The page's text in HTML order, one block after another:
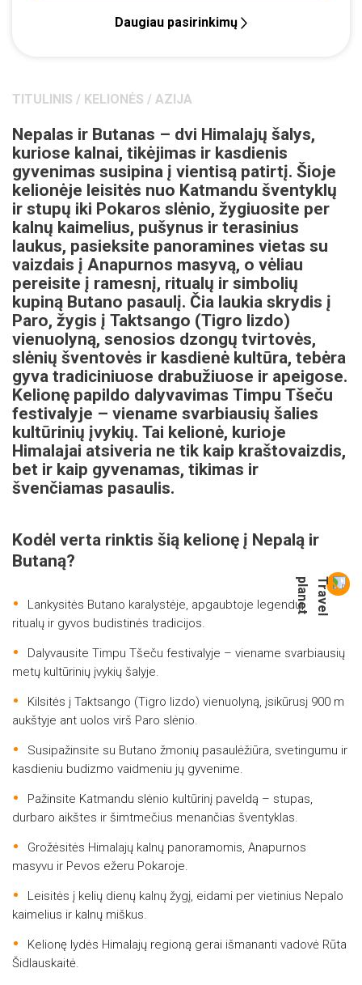
TITULINIS / KELIONĖS / AZIJA
Nepalas ir Butanas – dvi Himalajų šalys,
kuriose kalnai, tikėjimas ir kasdienis
gyvenimas susipina į vientisą patirtį. Šioje
kelionėje leisitės nuo Katmandu šventyklų
ir stupų iki Pokaros slėnio, žygiuosite per
kalnų kaimelius, pušynus ir terasinius
laukus, pasieksite panoramines vietas su
vaizdais į Anapurnos masyvą, o vėliau
pereisite į ramesnį, ritualų ir simbolių
kupiną Butano pasaulį. Čia laukia skrydis į
Paro, žygis į Taktsango (Tigro lizdo)
vienuolyną, senosios dzongų tvirtovės,
slėnių šventovės ir kasdienė kultūra, tebėra
gyva tradiciniuose drabužiuose ir apeigose.
Kelionę papildo dalyvavimas Timpu Tšeču
festivalyje – viename svarbiausių šalies
kultūrinių įvykių. Tai kelionė, kurioje
Himalajai atsiveria ne tik kaip kraštovaizdis,
bet ir kaip gyvenamas, tikimas ir
švenčiamas pasaulis.
Kodėl verta rinktis šią kelionę į Nepalą ir
Butaną?
Lankysitės Butano karalystėje, apgaubtoje legendų,
ritualų ir gyvos budistinės tradicijos.
Dalyvausite Timpu Tšeču festivalyje – viename svarbiausių
metų kultūrinių įvykių šalyje.
Kilsitės į Taktsango (Tigro lizdo) vienuolyną, įsikūrusį 900 m
aukštyje ant uolos virš Paro slėnio.
Susipažinsite su Butano žmonių pasaulėžiūra, svetingumu ir
kasdieniu budizmo vaidmeniu jų gyvenime.
Pažinsite Katmandu slėnio kultūrinį paveldą – stupas,
durbaro aikštes ir šimtmečius menančias šventyklas.
Grožėsitės Himalajų kalnų panoramomis, Anapurnos
masyvu ir Pevos ežeru Pokaroje.
Leisitės į kelių dienų kalnų žygį, eidami per vietinius Nepalo
kaimelius ir kalnų miškus.
Kelionę lydės Himalajų regioną gerai išmananti vadovė Rūta
Šidlauskaitė.
Daugiau pasirinkimų